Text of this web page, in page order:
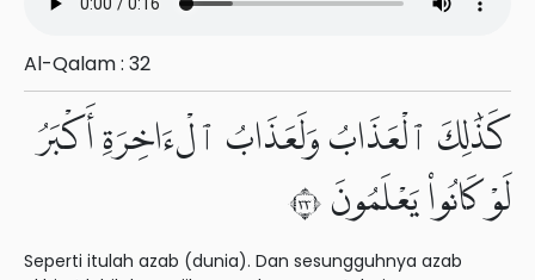
Al-Qalam : 32
كَذَٰلِكَ ٱلْعَذَابُ وَلَعَذَابُ ٱلْءَاخِرَةِ أَكْبَرُ
لَوْ كَانُوا۟ يَعْلَمُونَ ٣٣
Seperti itulah azab (dunia). Dan sesungguhnya azab